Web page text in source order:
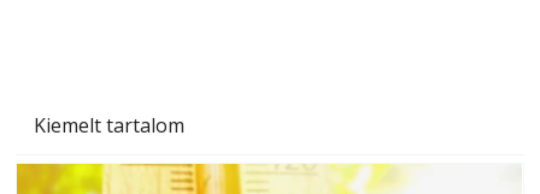
Kiemelt tartalom